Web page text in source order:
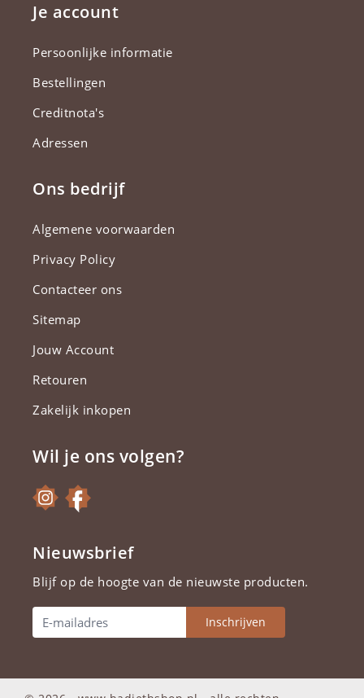
Je account
Persoonlijke informatie
Bestellingen
Creditnota's
Adressen
Ons bedrijf
Algemene voorwaarden
Privacy Policy
Contacteer ons
Sitemap
Jouw Account
Retouren
Zakelijk inkopen
Wil je ons volgen?
Nieuwsbrief
Blijf op de hoogte van de nieuwste producten.
Inschrijven